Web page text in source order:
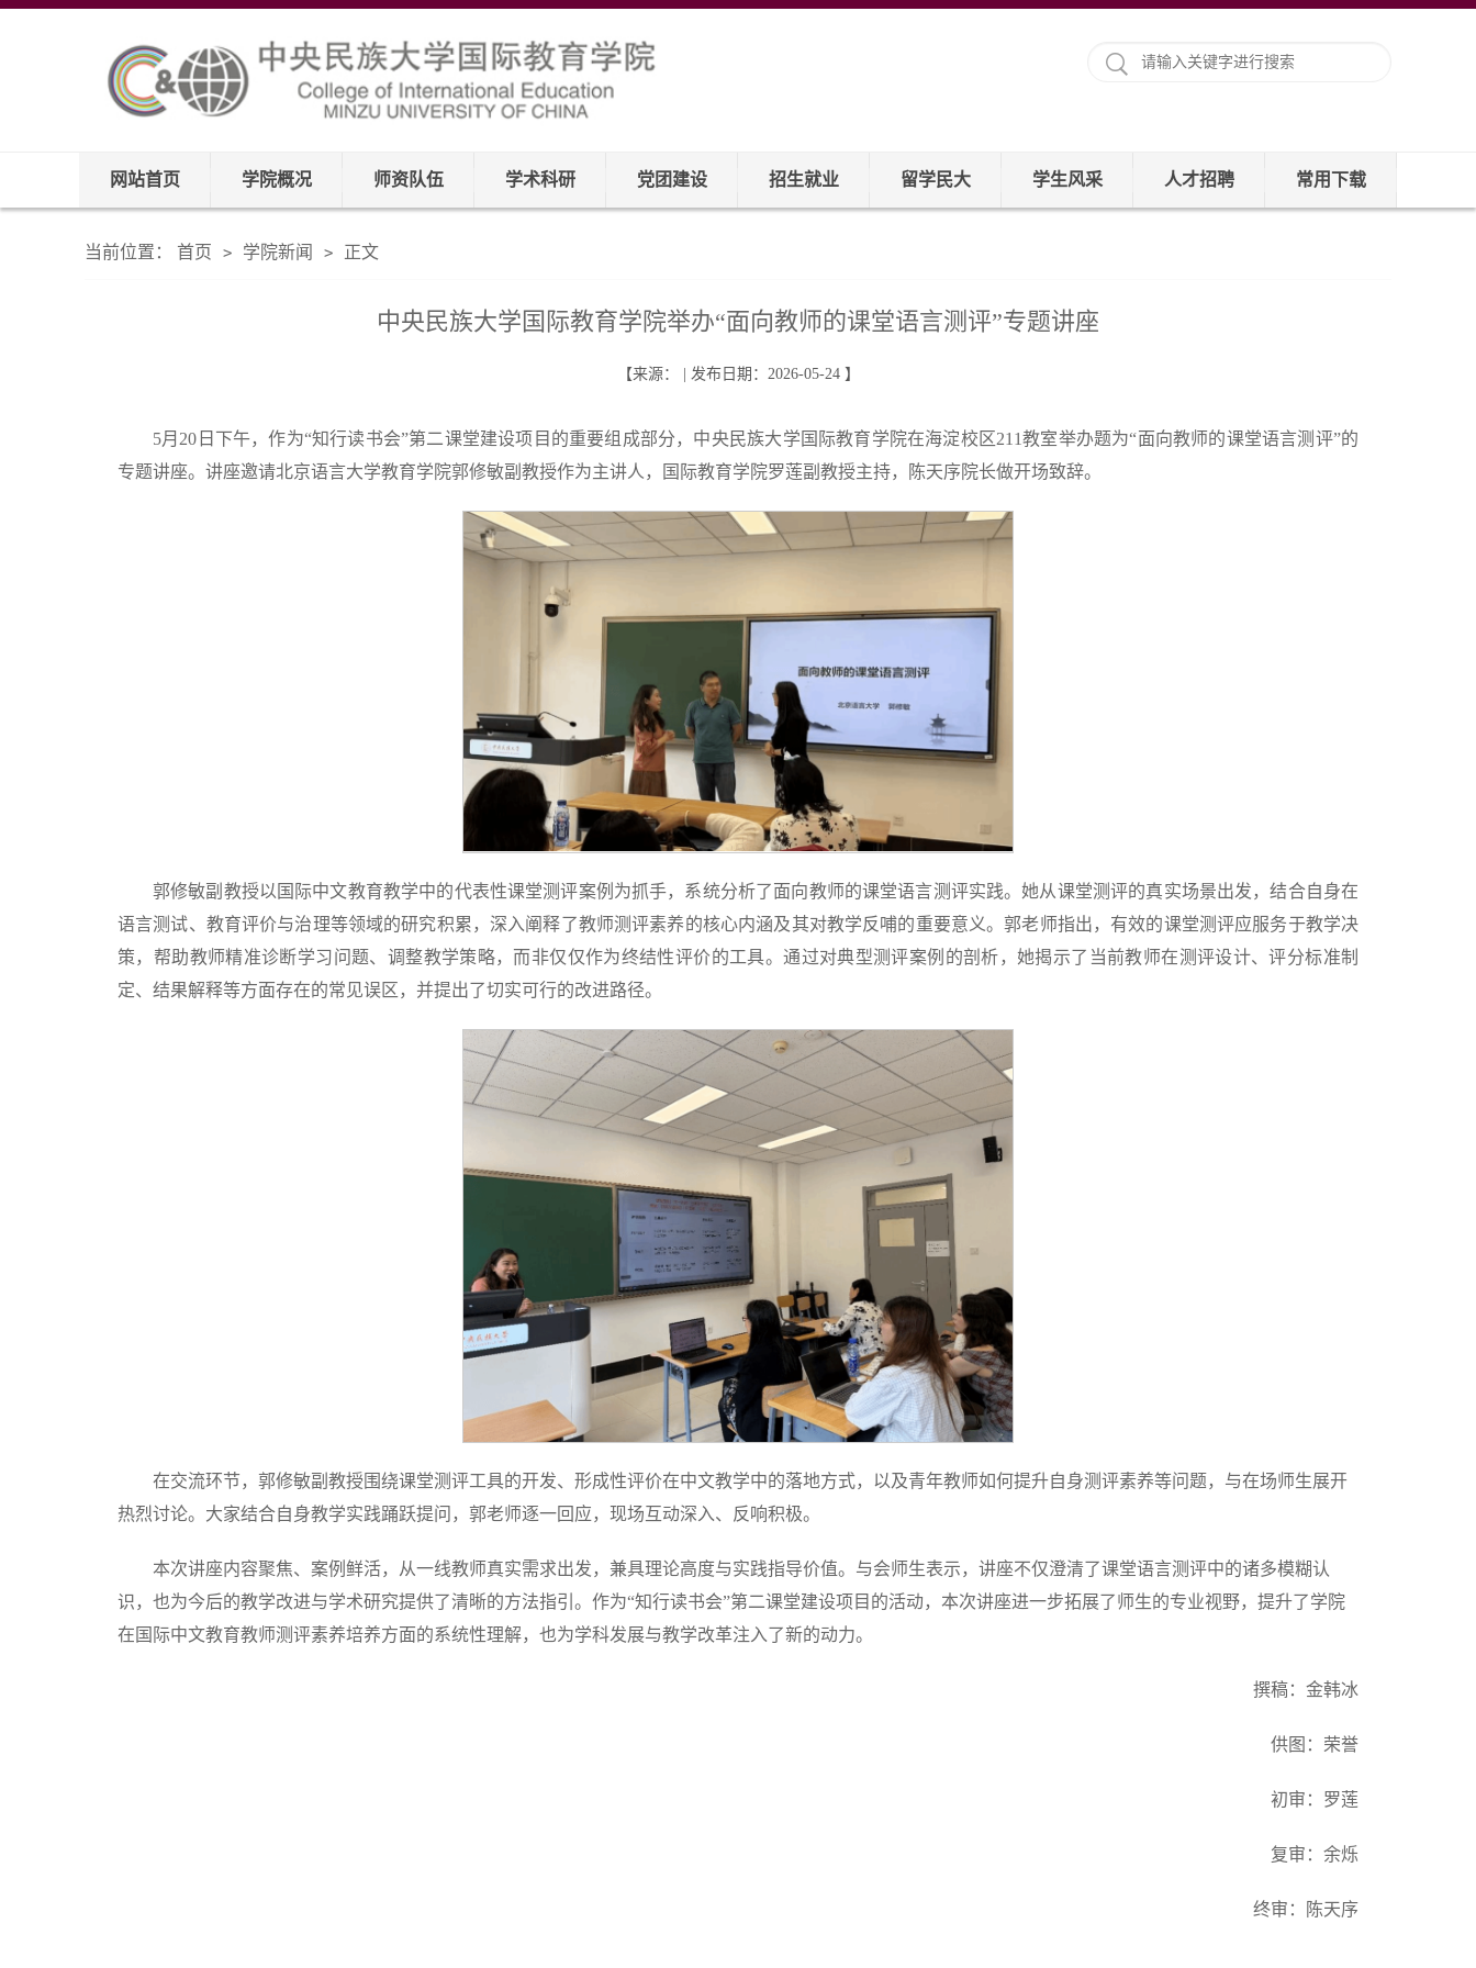
网站首页 学院概况 师资队伍 学术科研 党团建设 招生就业 留学民大 学生风采 人才招聘 常用下载
当前位置： 首页 > 学院新闻 > 正文
中央民族大学国际教育学院举办“面向教师的课堂语言测评”专题讲座
【来源： | 发布日期：2026-05-24 】
5月20日下午，作为“知行读书会”第二课堂建设项目的重要组成部分，中央民族大学国际教育学院在海淀校区211教室举办题为“面向教师的课堂语言测评”的
专题讲座。讲座邀请北京语言大学教育学院郭修敏副教授作为主讲人，国际教育学院罗莲副教授主持，陈天序院长做开场致辞。
郭修敏副教授以国际中文教育教学中的代表性课堂测评案例为抓手，系统分析了面向教师的课堂语言测评实践。她从课堂测评的真实场景出发，结合自身在
语言测试、教育评价与治理等领域的研究积累，深入阐释了教师测评素养的核心内涵及其对教学反哺的重要意义。郭老师指出，有效的课堂测评应服务于教学决
策，帮助教师精准诊断学习问题、调整教学策略，而非仅仅作为终结性评价的工具。通过对典型测评案例的剖析，她揭示了当前教师在测评设计、评分标准制
定、结果解释等方面存在的常见误区，并提出了切实可行的改进路径。
在交流环节，郭修敏副教授围绕课堂测评工具的开发、形成性评价在中文教学中的落地方式，以及青年教师如何提升自身测评素养等问题，与在场师生展开
热烈讨论。大家结合自身教学实践踊跃提问，郭老师逐一回应，现场互动深入、反响积极。
本次讲座内容聚焦、案例鲜活，从一线教师真实需求出发，兼具理论高度与实践指导价值。与会师生表示，讲座不仅澄清了课堂语言测评中的诸多模糊认
识，也为今后的教学改进与学术研究提供了清晰的方法指引。作为“知行读书会”第二课堂建设项目的活动，本次讲座进一步拓展了师生的专业视野，提升了学院
在国际中文教育教师测评素养培养方面的系统性理解，也为学科发展与教学改革注入了新的动力。
撰稿：金韩冰
供图：荣誉
初审：罗莲
复审：余烁
终审：陈天序